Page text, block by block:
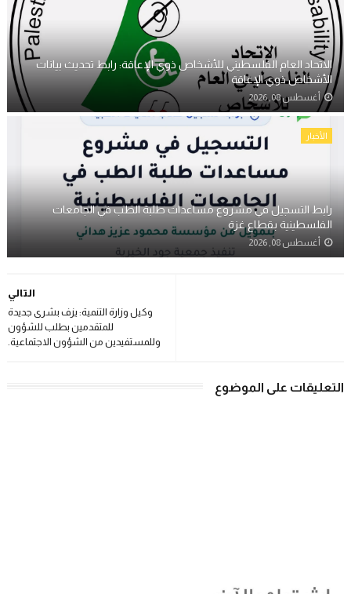
الاتحاد العام الفلسطيني للأشخاص ذوي الإعاقة: رابط تحديث بيانات
الأشخاص ذوي الإعاقة
أغسطس 08, 2026
الأخبار
رابط التسجيل في مشروع مساعدات طلبة الطب في الجامعات
الفلسطينية بقطاع غزة
أغسطس 08, 2026
التالي
وكيل وزارة التنمية: يزف بشرى جديدة
للمتقدمين بطلب للشؤون
وللمستفيدين من الشؤون الاجتماعية.
التعليقات على الموضوع